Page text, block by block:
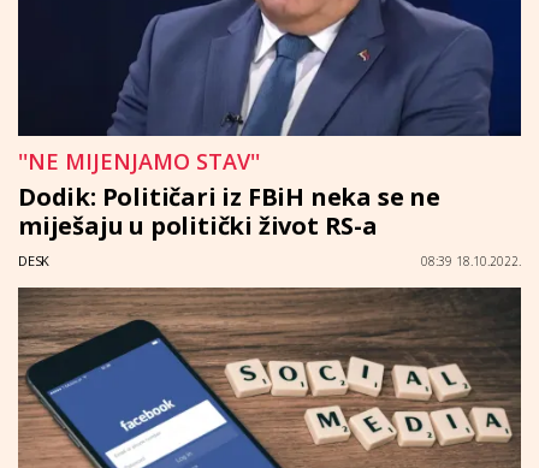
''NE MIJENJAMO STAV''
Dodik: Političari iz FBiH neka se ne
miješaju u politički život RS-a
DESK 08:39 18.10.2022.